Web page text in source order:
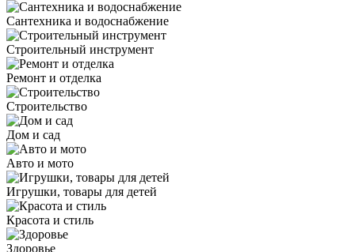
Сантехника и водоснабжение
Строительный инструмент
Ремонт и отделка
Строительство
Дом и сад
Авто и мото
Игрушки, товары для детей
Красота и стиль
Здоровье